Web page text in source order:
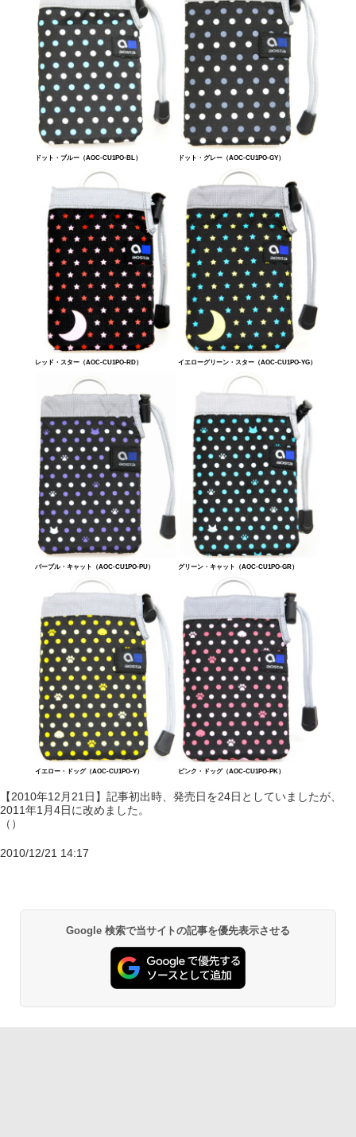
ドット・ブルー（AOC-CU1PO-BL） ドット・グレー（AOC-CU1PO-GY）
レッド・スター（AOC-CU1PO-RD） イエローグリーン・スター（AOC-CU1PO-YG）
パープル・キャット（AOC-CU1PO-PU） グリーン・キャット（AOC-CU1PO-GR）
イエロー・ドッグ（AOC-CU1PO-Y） ピンク・ドッグ（AOC-CU1PO-PK）
【2010年12月21日】記事初出時、発売日を24日としていましたが、
2011年1月4日に改めました。
（）
2010/12/21 14:17
Google 検索で当サイトの記事を優先表示させる